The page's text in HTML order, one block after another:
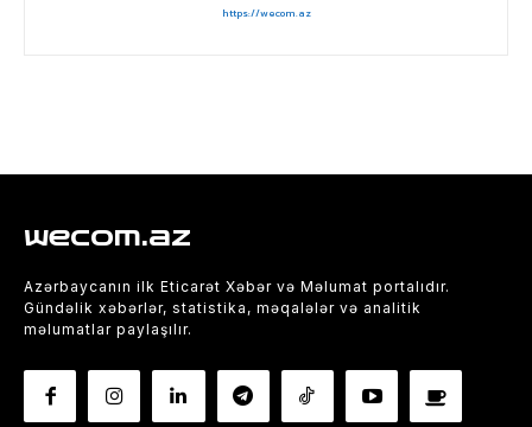
https://wecom.az
wecom.az
Azərbaycanın ilk Eticarət Xəbər və Məlumat portalıdır.
Gündəlik xəbərlər, statistika, məqalələr və analitik
məlumatlar paylaşılır.